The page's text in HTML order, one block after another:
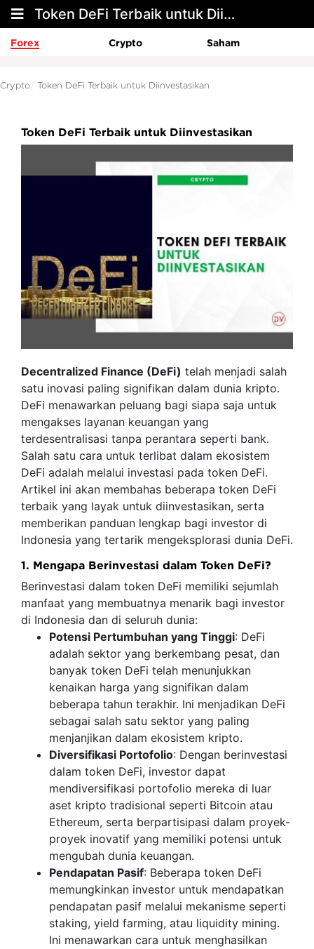
Token DeFi Terbaik untuk Diinvestasikan
Forex Crypto Saham
Crypto Token DeFi Terbaik untuk Diinvestasikan
Token DeFi Terbaik untuk Diinvestasikan
Decentralized Finance (DeFi) telah menjadi salah
satu inovasi paling signifikan dalam dunia kripto.
DeFi menawarkan peluang bagi siapa saja untuk
mengakses layanan keuangan yang
terdesentralisasi tanpa perantara seperti bank.
Salah satu cara untuk terlibat dalam ekosistem
DeFi adalah melalui investasi pada token DeFi.
Artikel ini akan membahas beberapa token DeFi
terbaik yang layak untuk diinvestasikan, serta
memberikan panduan lengkap bagi investor di
Indonesia yang tertarik mengeksplorasi dunia DeFi.
1. Mengapa Berinvestasi dalam Token DeFi?
Berinvestasi dalam token DeFi memiliki sejumlah
manfaat yang membuatnya menarik bagi investor
di Indonesia dan di seluruh dunia:
Potensi Pertumbuhan yang Tinggi: DeFi
adalah sektor yang berkembang pesat, dan
banyak token DeFi telah menunjukkan
kenaikan harga yang signifikan dalam
beberapa tahun terakhir. Ini menjadikan DeFi
sebagai salah satu sektor yang paling
menjanjikan dalam ekosistem kripto.
Diversifikasi Portofolio: Dengan berinvestasi
dalam token DeFi, investor dapat
mendiversifikasi portofolio mereka di luar
aset kripto tradisional seperti Bitcoin atau
Ethereum, serta berpartisipasi dalam proyek-
proyek inovatif yang memiliki potensi untuk
mengubah dunia keuangan.
Pendapatan Pasif: Beberapa token DeFi
memungkinkan investor untuk mendapatkan
pendapatan pasif melalui mekanisme seperti
staking, yield farming, atau liquidity mining.
Ini menawarkan cara untuk menghasilkan